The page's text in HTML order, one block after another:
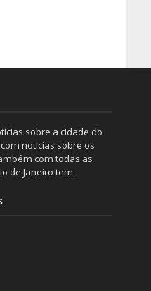
sobre a cidade do
notícias sobre os
com todas as
de Janeiro tem.